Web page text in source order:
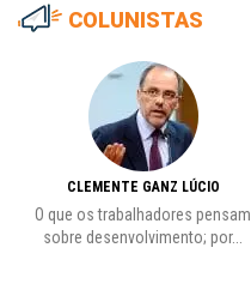
COLUNISTAS
CLEMENTE GANZ LÚCIO
O que os trabalhadores pensam
sobre desenvolvimento; por...